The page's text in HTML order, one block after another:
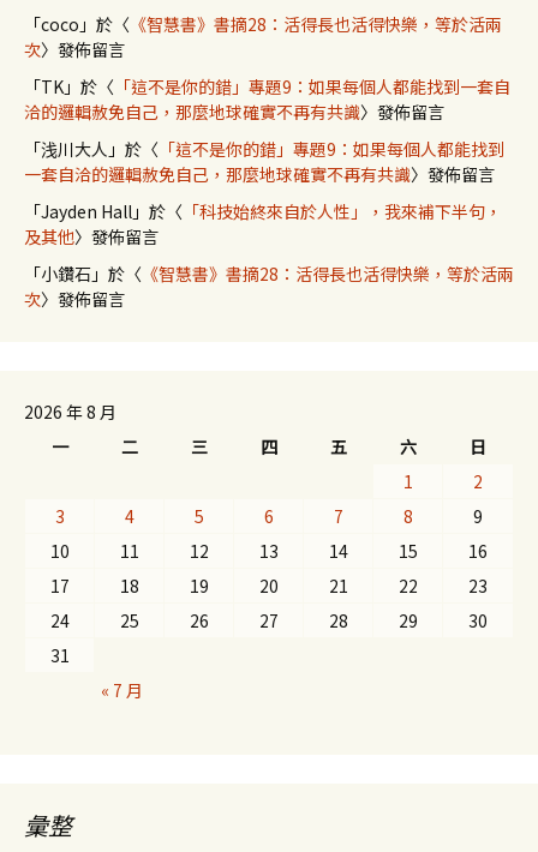
「coco 」於〈 《智慧書》書摘28：活得長也活得快樂，等於活兩
次〉發佈留言
「TK」於〈 「這不是你的錯」專題9：如果每個人都能找到一套自
洽的邏輯赦免自己，那麼地球確實不再有共識〉發佈留言
「浅川大人 」於〈 「這不是你的錯」專題9：如果每個人都能找到
一套自洽的邏輯赦免自己，那麼地球確實不再有共識〉發佈留言
「Jayden Hall 」於〈 「科技始終來自於人性」，我來補下半句，
及其他〉發佈留言
「小鑽石 」於〈 《智慧書》書摘28：活得長也活得快樂，等於活兩
次〉發佈留言
2026 年 8 月
一
二 三 四 五 六
日
1
2
3
4 5 6 7 8
9
10
11 12 13 14 15
16
17
18 19 20 21 22
23
24
25 26 27 28 29
30
31
« 7 月
彙整